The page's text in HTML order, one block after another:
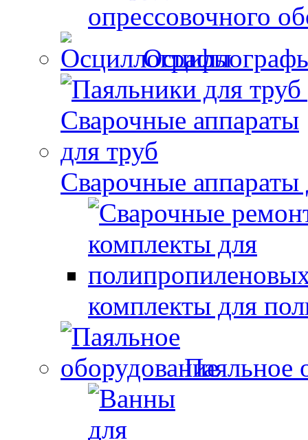
опрессовочного
Сварочные аппараты
комплекты для
Паяльное